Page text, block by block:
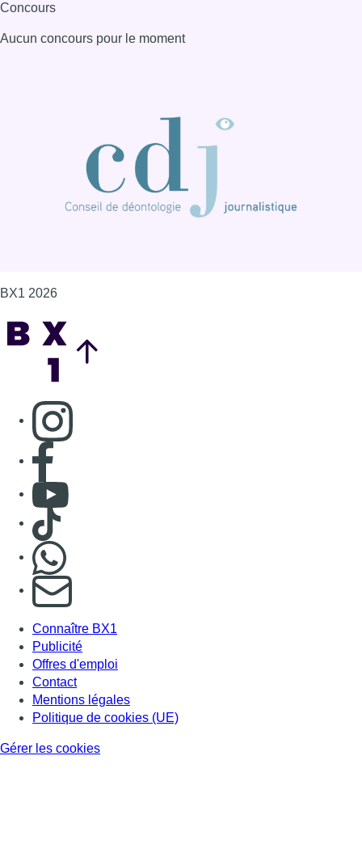
Concours
Aucun concours pour le moment
BX1 2026
Consulter page Instagram
Consulter page Facebook
Consulter Youtube
Consulter TikTok
S'abonner à notre newsletter
Connaître BX1
Publicité
Offres d'emploi
Contact
Mentions légales
Politique de cookies (UE)
Gérer les cookies